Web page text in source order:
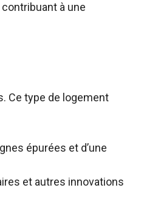
à une
Ce type de logement
épurées et d’une
et autres innovations